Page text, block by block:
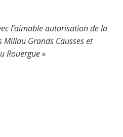
l’aimable autorisation de la
Grands Causses et
Rouergue »